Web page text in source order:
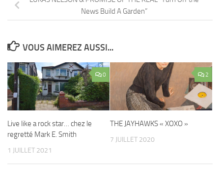
News Build A Garden”
VOUS AIMEREZ AUSSI...
0
Live like a rock star… chez le
regretté Mark E. Smith
1 JUILLET 2021
2
THE JAYHAWKS « XOXO »
7 JUILLET 2020